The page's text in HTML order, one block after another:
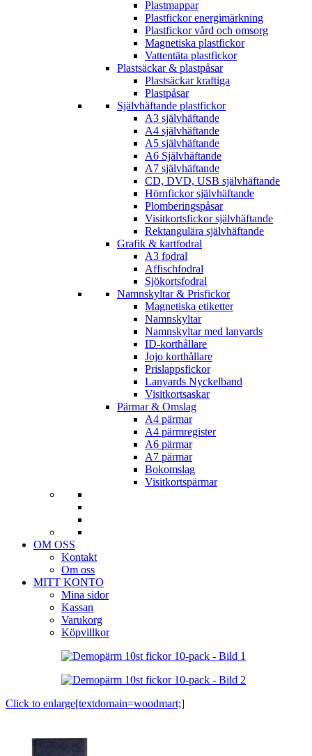
Plastmappar
Plastfickor energimärkning
Plastfickor vård och omsorg
Magnetiska plastfickor
Vattentäta plastfickor
Plastsäckar & plastpåsar
Plastsäckar kraftiga
Plastpåsar
Självhäftande plastfickor
A3 självhäftande
A4 självhäftande
A5 självhäftande
A6 Självhäftande
A7 självhäftande
CD, DVD, USB självhäftande
Hörnfickor självhäftande
Plomberingspåsar
Visitkortsfickor självhäftande
Rektangulära självhäftande
Grafik & kartfodral
A3 fodral
Affischfodral
Sjökortsfodral
Namnskyltar & Prisfickor
Magnetiska etiketter
Namnskyltar
Namnskyltar med lanyards
ID-korthållare
Jojo korthållare
Prislappsfickor
Lanyards Nyckelband
Visitkortsaskar
Pärmar & Omslag
A4 pärmar
A4 pärmregister
A6 pärmar
A7 pärmar
Bokomslag
Visitkortspärmar
OM OSS
Kontakt
Om oss
MITT KONTO
Mina sidor
Kassan
Varukorg
Köpvillkor
Click to enlarge[textdomain=woodmart;]